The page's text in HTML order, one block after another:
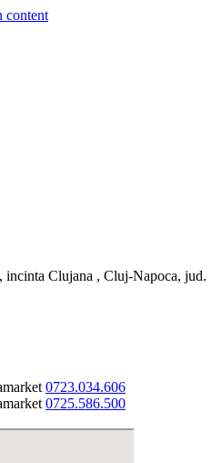
content
incinta Clujana , Cluj-Napoca, jud.
0723.034.606
0725.586.500